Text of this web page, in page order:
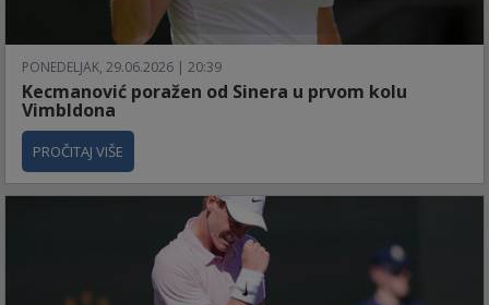
PONEDELJAK, 29.06.2026 | 20:39
Kecmanović poražen od Sinera u prvom kolu
Vimbldona
PROČITAJ VIŠE